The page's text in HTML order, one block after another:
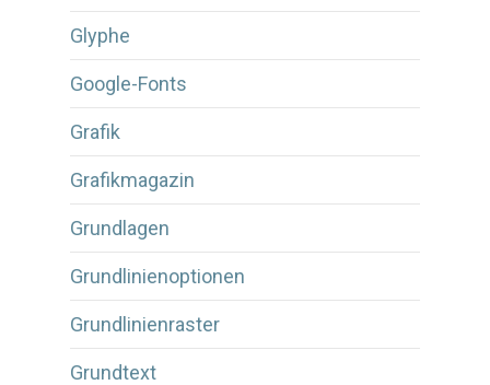
Glyphe
Google-Fonts
Grafik
Grafikmagazin
Grundlagen
Grundlinienoptionen
Grundlinienraster
Grundtext